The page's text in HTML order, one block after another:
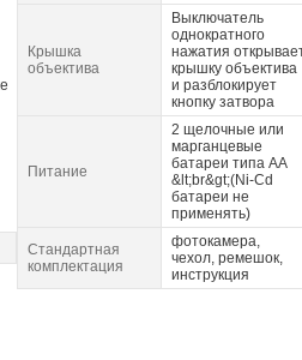
Крышка
объектива
Выключатель
однократного
нажатия
крышку объектива
и разблокирует
кнопку затвора
Питание
2 щелочные или
марганцевые
батареи типа АА
&lt;br&gt;(Ni-Cd
батареи не
применять)
Стандартная
комплектация
фотокамера,
чехол, ремешок,
инструкция